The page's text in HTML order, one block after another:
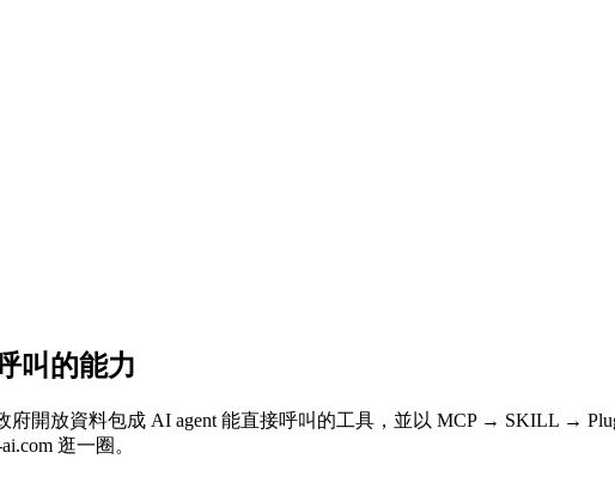
叫的能力
府開放資料包成 AI agent 能直接呼叫的工具，並以 MCP → SKILL →
逛一圈。